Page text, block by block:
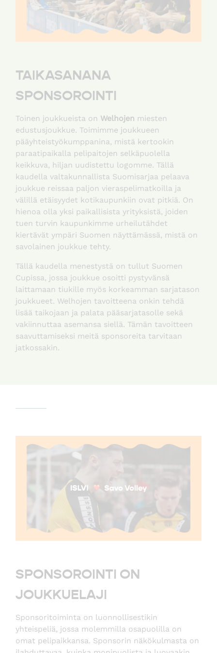
TAIKASANANA
SPONSOROINTI
Toinen joukkueista on Welhojen miesten
edustusjoukkue. Toimimme joukkueen
pääyhteistyökumppanina, mistä kertookin
paraatipaikalla pelipaitojen selkäpuolella
keikkuva, hiljan uudistettu logomme. Tällä
kaudella valtakunnallista Suomisarjaa pelaava
joukkue reissaa paljon vieraspelimatkoilla ja
välillä etäisyydet kotikaupunkiin ovat pitkiä. On
hienoa olla yksi paikallisista yrityksistä, joiden
tuen turvin kaupunkimme urheilutähdet
kiertävät ympäri Suomen näyttämässä, mistä on
savolainen joukkue tehty.
Tällä kaudella menestystä on tullut Suomen
Cupissa, jossa joukkue osoitti pystyvänsä
laittamaan tiukille myös korkeamman sarjatason
joukkueet. Welhojen tavoitteena onkin tehdä
lisää taikojaan ja palata pääsarjatasolle sekä
vakiinnuttaa asemansa siellä. Tämän tavoitteen
saavuttamiseksi meitä sponsoreita tarvitaan
jatkossakin.
SPONSOROINTI ON
JOUKKUELAJI
Sponsoritoiminta on luonnollisestikin
yhteispeliä, jossa molemmilla osapuolilla on
omat pelipaikkansa. Sponsorin näkökulmasta on